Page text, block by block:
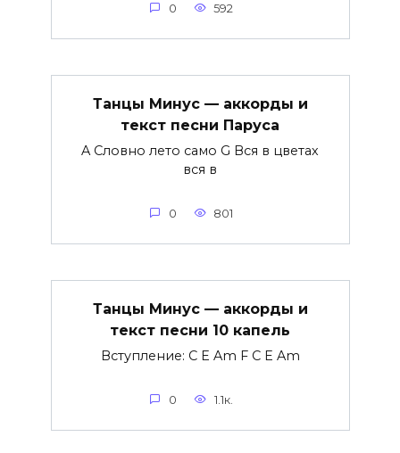
0 592
Танцы Минус — аккорды и
текст песни Паруса
A Словно лето само G Вся в цветах
вся в
0 801
Танцы Минус — аккорды и
текст песни 10 капель
Вступление: C E Am F C E Am
0 1.1к.